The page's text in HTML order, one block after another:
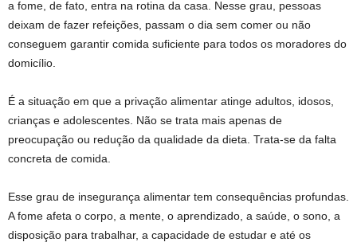
a fome, de fato, entra na rotina da casa. Nesse grau, pessoas
deixam de fazer refeições, passam o dia sem comer ou não
conseguem garantir comida suficiente para todos os moradores do
domicílio.
É a situação em que a privação alimentar atinge adultos, idosos,
crianças e adolescentes. Não se trata mais apenas de
preocupação ou redução da qualidade da dieta. Trata-se da falta
concreta de comida.
Esse grau de insegurança alimentar tem consequências profundas.
A fome afeta o corpo, a mente, o aprendizado, a saúde, o sono, a
disposição para trabalhar, a capacidade de estudar e até os